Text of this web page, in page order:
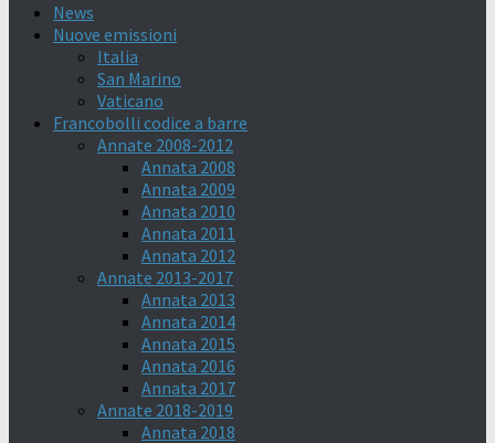
News
Nuove emissioni
Italia
San Marino
Vaticano
Francobolli codice a barre
Annate 2008-2012
Annata 2008
Annata 2009
Annata 2010
Annata 2011
Annata 2012
Annate 2013-2017
Annata 2013
Annata 2014
Annata 2015
Annata 2016
Annata 2017
Annate 2018-2019
Annata 2018